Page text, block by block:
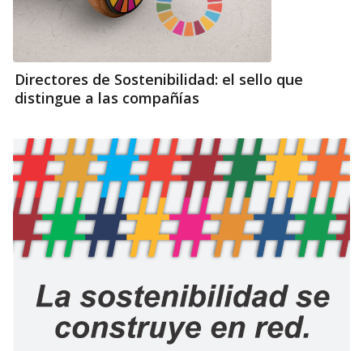
Directores de Sostenibilidad: el sello que
distingue a las compañías